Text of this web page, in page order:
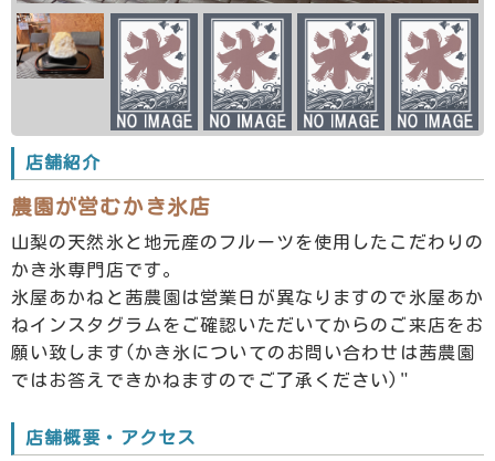
店舗紹介
農園が営むかき氷店
山梨の天然氷と地元産のフルーツを使用したこだわりの
かき氷専門店です。
氷屋あかねと茜農園は営業日が異なりますので氷屋あか
ねインスタグラムをご確認いただいてからのご来店をお
願い致します(かき氷についてのお問い合わせは茜農園
ではお答えできかねますのでご了承ください)"
店舗概要・アクセス